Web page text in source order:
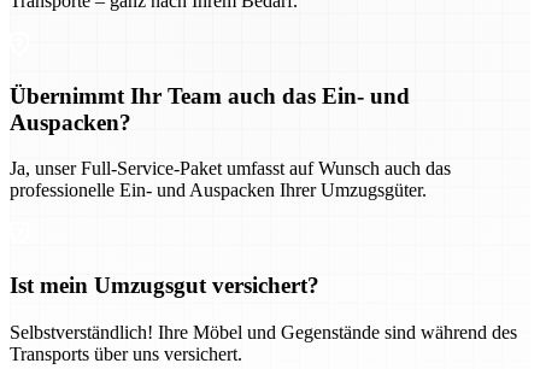
Übernimmt Ihr Team auch das Ein- und
Auspacken?
Ja, unser Full-Service-Paket umfasst auf Wunsch auch das
professionelle Ein- und Auspacken Ihrer Umzugsgüter.
Ist mein Umzugsgut versichert?
Selbstverständlich! Ihre Möbel und Gegenstände sind während des
Transports über uns versichert.